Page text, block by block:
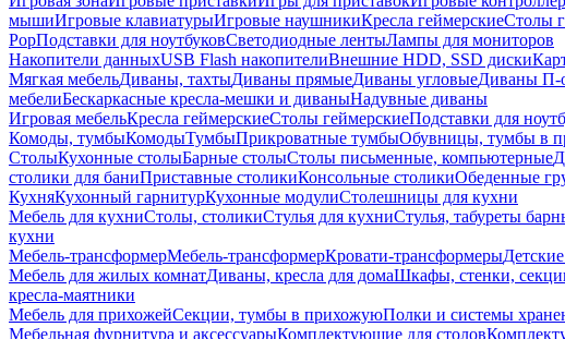
мышиИгровые клавиатурыИгровые наушникиКресла геймерскиеСтолы
PopПодставки для ноутбуковСветодиодные лентыЛампы для мониторов
Накопители данныхUSB Flash накопителиВнешние HDD, SSD диски
Мягкая мебельДиваны, тахтыДиваны прямыеДиваны угловыеДиваны П-
мебелиБескаркасные кресла-мешки и диваныНадувные диваны
Игровая мебельКресла геймерскиеСтолы геймерскиеПодставки для
Комоды, тумбыКомодыТумбыПрикроватные тумбыОбувницы, тумбы в
СтолыКухонные столыБарные столыСтолы письменные, компьютерные
столики для баниПриставные столикиКонсольные столикиОбеденные
КухняКухонный гарнитурКухонные модулиСтолешницы для кухни
Мебель для кухниСтолы, столикиСтулья для кухниСтулья, табуреты
кухни
Мебель-трансформерМебель-трансформерКровати-трансформеры
Мебель для жилых комнатДиваны, кресла для домаШкафы, стенки,
кресла-маятники
Мебель для прихожейСекции, тумбы в прихожуюПолки и системы
Мебельная фурнитура и аксессуарыКомплектующие для столов